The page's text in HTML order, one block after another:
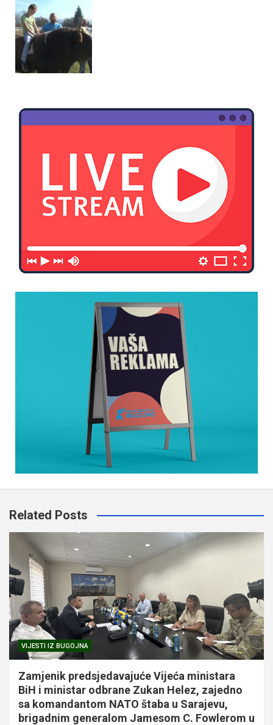
Related Posts
VIJESTI IZ BUGOJNA
Zamjenik predsjedavajuće Vijeća ministara
BiH i ministar odbrane Zukan Helez, zajedno
sa komandantom NATO štaba u Sarajevu,
brigadnim generalom Jamesom C. Fowlerom u